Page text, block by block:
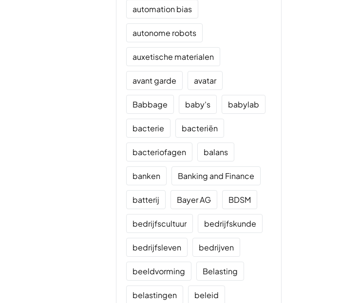
automation bias
autonome robots
auxetische materialen
avant garde avatar
Babbage baby's babylab
bacterie bacteriën
bacteriofagen balans
banken Banking and Finance
batterij Bayer AG BDSM
bedrijfscultuur bedrijfskunde
bedrijfsleven bedrijven
beeldvorming Belasting
belastingen beleid